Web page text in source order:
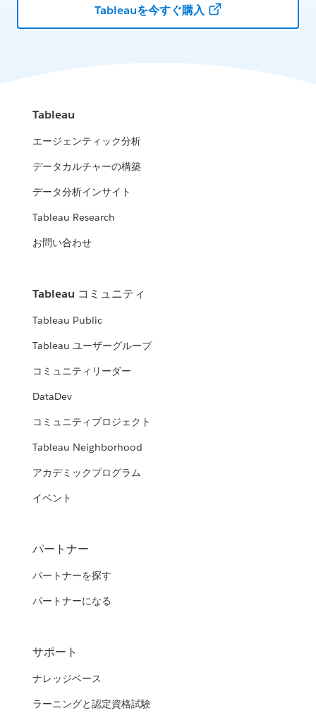
Tableauを今すぐ購入
Tableau
エージェンティック分析
データカルチャーの構築
データ分析インサイト
Tableau Research
お問い合わせ
Tableau コミュニティ
Tableau Public
Tableau ユーザーグループ
コミュニティリーダー
DataDev
コミュニティプロジェクト
Tableau Neighborhood
アカデミックプログラム
イベント
パートナー
パートナーを探す
パートナーになる
サポート
ナレッジベース
ラーニングと認定資格試験